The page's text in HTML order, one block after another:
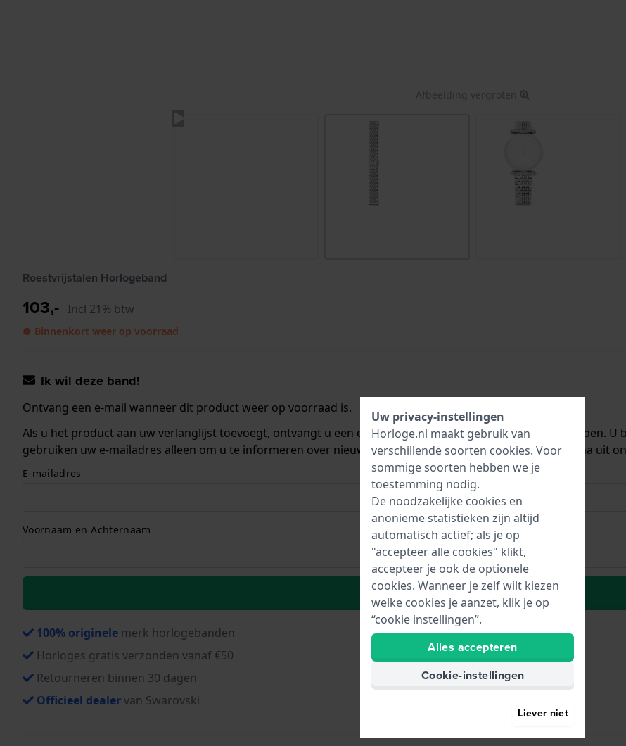
Afbeelding vergroten
Roestvrijstalen Horlogeband
103,- Incl 21% btw
● Binnenkort weer op voorraad
Ik wil deze band!
Ontvang een e-mail wanneer dit product weer op voorraad is.
Als u het product aan uw verlanglijst toevoegt, ontvangt u een e-mail zodra we het weer op voorraad hebben.
gebruiken uw e-mailadres alleen om u te informeren over nieuwe voorraad. Het wordt onmiddellijk daarna uit
E-mailadres
Voornaam en Achternaam
Plaats in wenslijst
100% originele merk horlogebanden
Horloges gratis verzonden vanaf €50
Retourneren binnen 30 dagen
Officieel dealervan Swarovski
Uw privacy-instellingen
Horloge.nl maakt gebruik van
verschillende soorten cookies. Voor
sommige soorten hebben we je
toestemming nodig.
De noodzakelijke cookies en
anonieme statistieken zijn altijd
automatisch actief; als je op
"accepteer alle cookies" klikt,
accepteer je ook de optionele
cookies. Wanneer je zelf wilt kiezen
welke cookies je aanzet, klik je op
“cookie instellingen”.
Alles accepteren
Cookie-instellingen
Liever niet